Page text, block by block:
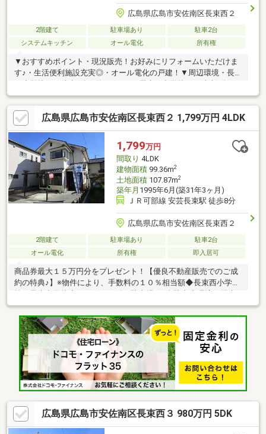
広島県広島市安佐南区長束西２
2階建て 駐車場あり
駐車2台
システムキッチン
オール電化 所有権
▼おすすめポイント・現況販売！お好みにリフォームいただけま
す♪・生活便利施設充実◎・オール電化の戸建！▼周辺環境・長束
（約700ｍ）・フレスタ長束店まで徒歩10分（約750ｍ）・イオン
モール広島祇園まで徒歩23分（約1800ｍ）＼おウチ探しはケイア
イエポックメイキング（株）にお任せください！／☆幅広いご紹
介♪気になる物件を一括でご紹介させていただきます！☆住宅ロ
ーン相談無料対応！秘密厳守にて親身にご対応します！☆土日平
日夜でもご対応可能です！
広島県広島市安佐南区長束西２ 1,799万円 4LDK
1,799万円
間取り 4LDK
建物面積99.36m2
土地面積107.87m2
築年月 1995年6月(築31年3ヶ月)
ＪＲ可部線 安芸長束駅 徒歩8分
広島県広島市安佐南区長束西２
2階建て 駐車場あり
駐車2台
オール電化
所有権 即入居可
商品券最大１５万円分をプレゼント！【優良不動産販売でのご成
約の特典♪】※物件により、手数料の１０％相当額◆長束西小学
したオール電化！家計の味方◎◆閑静な立地と便利さを兼ねた環
境で新生活スタート◆◇◇◆◇◇◆【疑問や不安ゼロ】あなたに
寄り添った、物件探しを始めましょう！◎自由にネット検索でき
るタブレットをご用意！広島全エリア約９０００物件を常時オー
プン公開◎ ⇒ご自分で条件を入力し、納得いくまで探せます。
◆新着・計画中物件など…豊富な物件情報は『関連リンク』へ優
良不動産販売広島市南区皆実町3丁目3-22
広島県広島市安佐南区長束西３ 980万円 5DK